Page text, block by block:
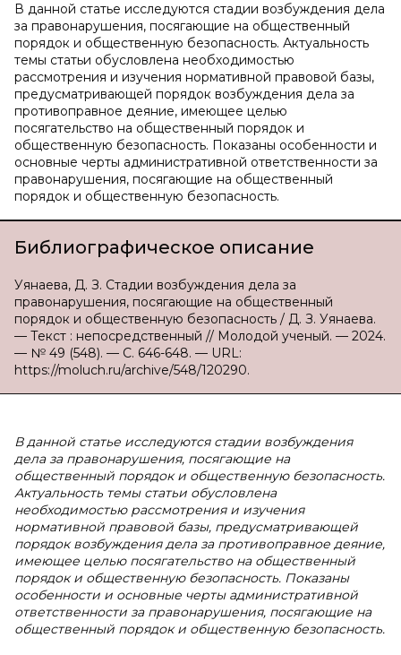
В данной статье исследуются стадии возбуждения дела
за правонарушения, посягающие на общественный
порядок и общественную безопасность. Актуальность
темы статьи обусловлена необходимостью
рассмотрения и изучения нормативной правовой базы,
предусматривающей порядок возбуждения дела за
противоправное деяние, имеющее целью
посягательство на общественный порядок и
общественную безопасность. Показаны особенности и
основные черты административной ответственности за
правонарушения, посягающие на общественный
порядок и общественную безопасность.
Библиографическое описание
Уянаева, Д. З. Стадии возбуждения дела за
правонарушения, посягающие на общественный
порядок и общественную безопасность / Д. З. Уянаева.
— Текст : непосредственный // Молодой ученый. — 2024.
— № 49 (548). — С. 646-648. — URL:
https://moluch.ru/archive/548/120290.
В данной статье исследуются стадии возбуждения
дела за правонарушения, посягающие на
общественный порядок и общественную безопасность.
Актуальность темы статьи обусловлена
необходимостью рассмотрения и изучения
нормативной правовой базы, предусматривающей
порядок возбуждения дела за противоправное деяние,
имеющее целью посягательство на общественный
порядок и общественную безопасность. Показаны
особенности и основные черты административной
ответственности за правонарушения, посягающие на
общественный порядок и общественную безопасность.